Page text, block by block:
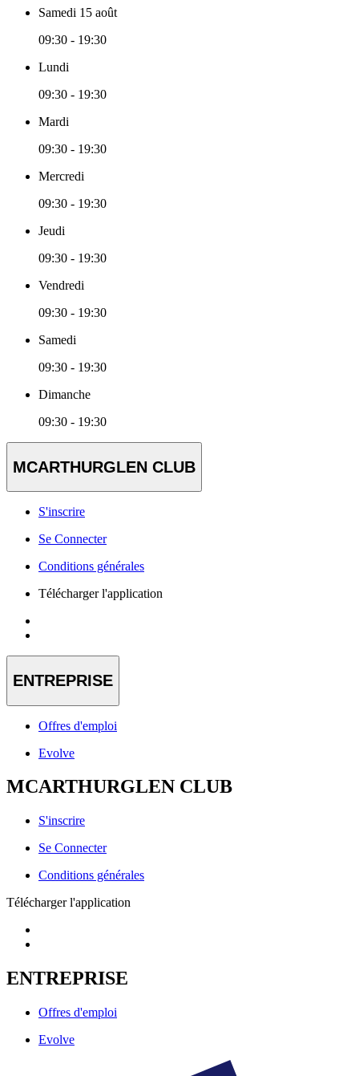
Samedi 15 août
09:30 - 19:30
Lundi
09:30 - 19:30
Mardi
09:30 - 19:30
Mercredi
09:30 - 19:30
Jeudi
09:30 - 19:30
Vendredi
09:30 - 19:30
Samedi
09:30 - 19:30
Dimanche
09:30 - 19:30
MCARTHURGLEN CLUB
S'inscrire
Se Connecter
Conditions générales
Télécharger l'application
ENTREPRISE
Offres d'emploi
Evolve
MCARTHURGLEN CLUB
S'inscrire
Se Connecter
Conditions générales
Télécharger l'application
ENTREPRISE
Offres d'emploi
Evolve